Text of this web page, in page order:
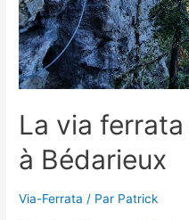
La via
à Bédarieux
Via-Ferrata / Par Patrick